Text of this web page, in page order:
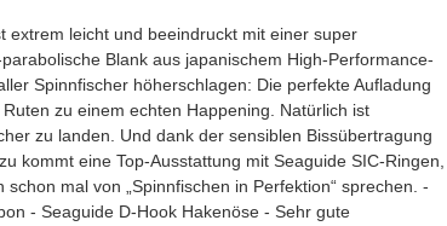
extrem leicht und beeindruckt mit einer super
Blank aus japanischem High-Performance-
Spinnfischer höherschlagen: Die perfekte Aufladung
zu einem echten Happening. Natürlich ist
zu landen. Und dank der sensiblen Bissübertragung
kommt eine Top-Ausstattung mit Seaguide SIC-Ringen,
mal von „Spinnfischen in Perfektion“ sprechen. -
- Seaguide D-Hook Hakenöse - Sehr gute